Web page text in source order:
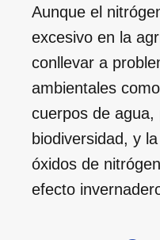
Aunque el
excesivo en la
conllevar a
ambientales
cuerpos de agua,
biodiversidad, y
óxidos de
efecto